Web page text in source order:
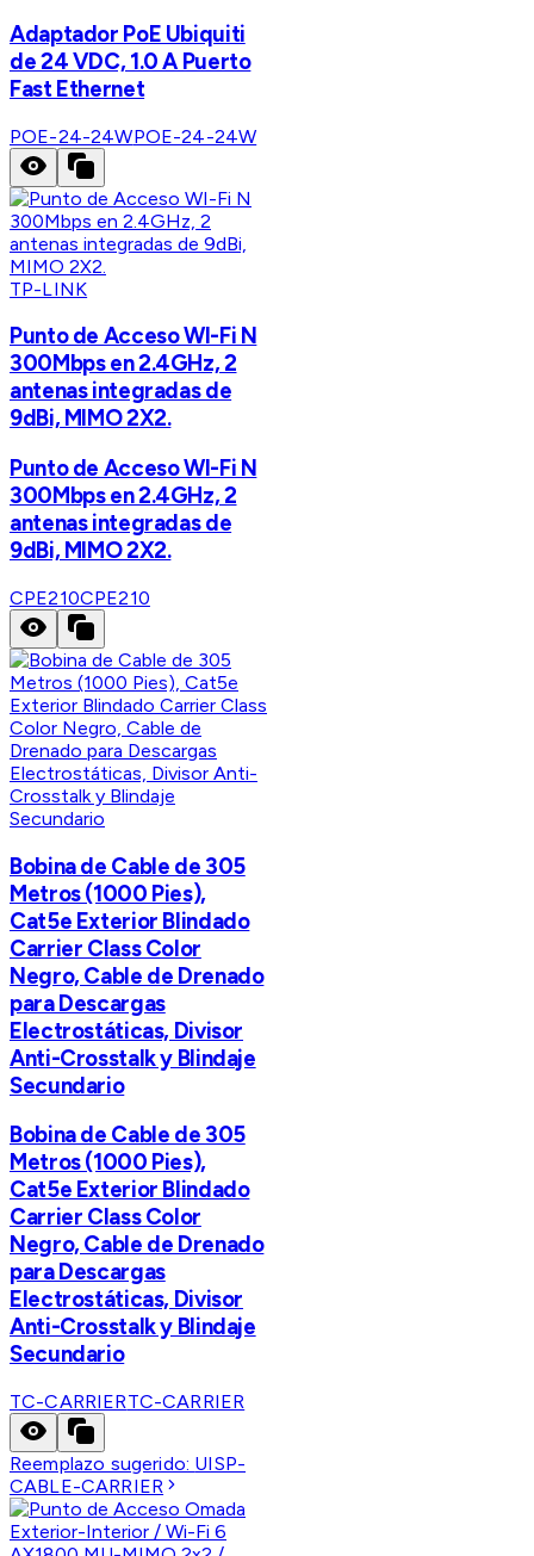
Adaptador PoE Ubiquiti
de 24 VDC, 1.0 A Puerto
Fast Ethernet
POE-24-24WPOE-24-24W
TP-LINK
Punto de Acceso WI-Fi N
300Mbps en 2.4GHz, 2
antenas integradas de
9dBi, MIMO 2X2.
Punto de Acceso WI-Fi N
300Mbps en 2.4GHz, 2
antenas integradas de
9dBi, MIMO 2X2.
CPE210CPE210
Bobina de Cable de 305
Metros (1000 Pies),
Cat5e Exterior Blindado
Carrier Class Color
Negro, Cable de Drenado
para Descargas
Electrostáticas, Divisor
Anti-Crosstalk y Blindaje
Secundario
Bobina de Cable de 305
Metros (1000 Pies),
Cat5e Exterior Blindado
Carrier Class Color
Negro, Cable de Drenado
para Descargas
Electrostáticas, Divisor
Anti-Crosstalk y Blindaje
Secundario
TC-CARRIERTC-CARRIER
Reemplazo sugerido: UISP-
CABLE-CARRIER